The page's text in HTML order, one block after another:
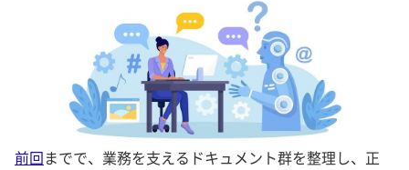
前回までで、業務を支えるドキュメント群を整理し、正